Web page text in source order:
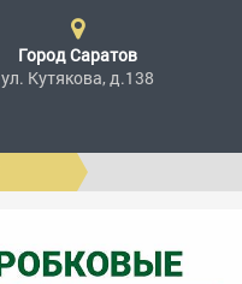
ГородСаратов
ул. Кутякова, д.138